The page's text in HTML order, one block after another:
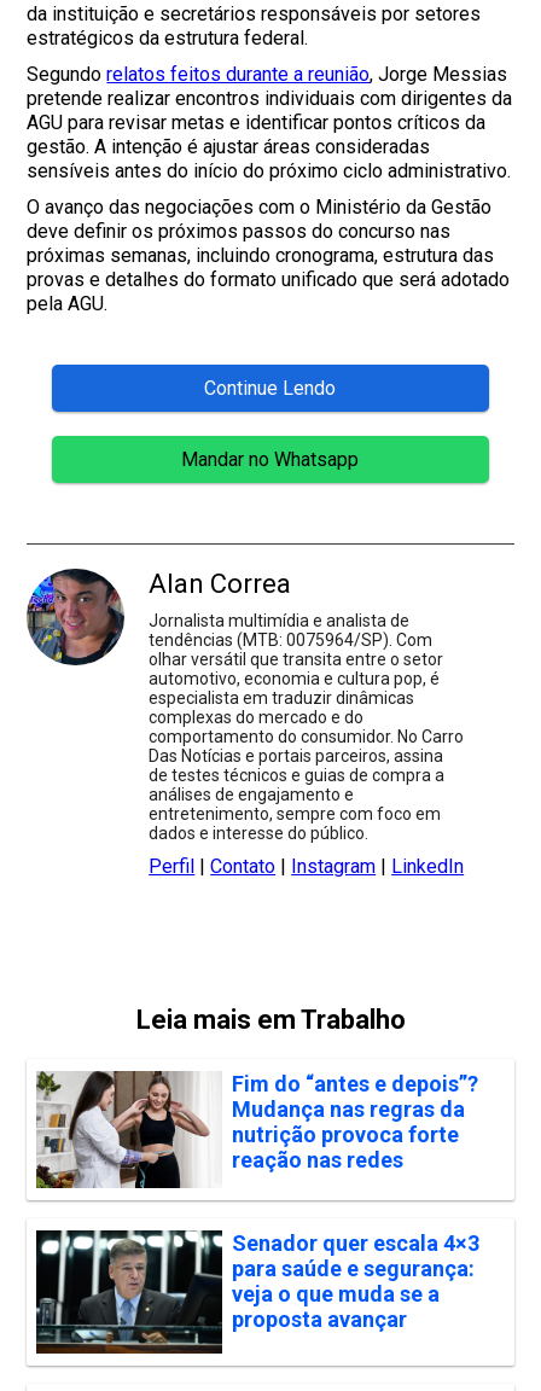
da instituição e secretários responsáveis por setores
estratégicos da estrutura federal.
Segundorelatos feitos durante a reunião, Jorge Messias
pretende realizar encontros individuais com dirigentes da
AGU para revisar metas e identificar pontos críticos da
gestão. A intenção é ajustar áreas consideradas
sensíveis antes do início do próximo ciclo administrativo.
O avanço das negociações com o Ministério da Gestão
deve definir os próximos passos do concurso nas
próximas semanas, incluindo cronograma, estrutura das
provas e detalhes do formato unificado que será adotado
pela AGU.
Continue Lendo
Mandar no Whatsapp
Alan Correa
Jornalista multimídia e analista de
tendências (MTB: 0075964/SP). Com
olhar versátil que transita entre o setor
automotivo, economia e cultura pop, é
especialista em traduzir dinâmicas
complexas do mercado e do
comportamento do consumidor. No Carro
Das Notícias e portais parceiros, assina
de testes técnicos e guias de compra a
análises de engajamento e
entretenimento, sempre com foco em
dados e interesse do público.
Perfil |Contato | Instagram | LinkedIn
Leia mais em Trabalho
Fim do “antes e depois”?
Mudança nas regras da
nutrição provoca forte
reação nas redes
Senador quer escala 4×3
para saúde e segurança:
veja o que muda se a
proposta avançar